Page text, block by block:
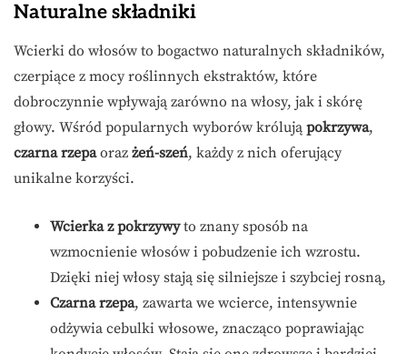
Naturalne składniki
Wcierki do włosów to bogactwo naturalnych składników,
czerpiące z mocy roślinnych ekstraktów, które
dobroczynnie wpływają zarówno na włosy, jak i skórę
głowy. Wśród popularnych wyborów królują pokrzywa,
czarna rzepaoraz żeń-szeń, każdy z nich oferujący
unikalne korzyści.
Wcierka z pokrzywyto znany sposób na
wzmocnienie włosów i pobudzenie ich wzrostu.
Dzięki niej włosy stają się silniejsze i szybciej rosną,
Czarna rzepa, zawarta we wcierce, intensywnie
odżywia cebulki włosowe, znacząco poprawiając